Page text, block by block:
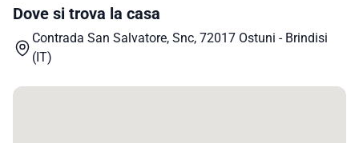
Dove si trova la casa
Contrada San Salvatore, Snc, 72017 Ostuni - Brindisi
(IT)